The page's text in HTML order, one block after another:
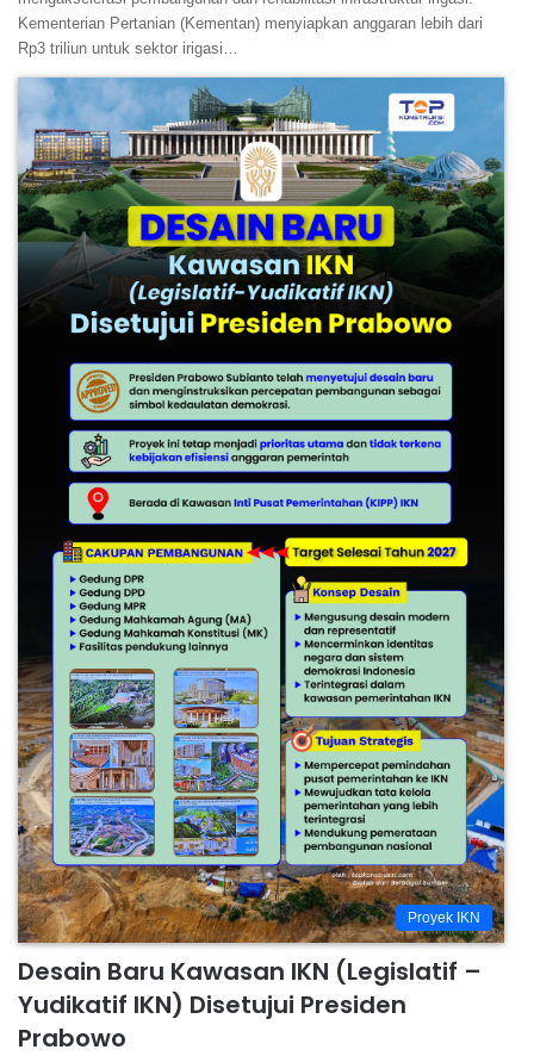
Kementerian Pertanian (Kementan) menyiapkan anggaran lebih dari
Rp3 triliun untuk sektor irigasi…
Proyek IKN
Desain Baru Kawasan IKN (Legislatif –
Yudikatif IKN) Disetujui Presiden
Prabowo